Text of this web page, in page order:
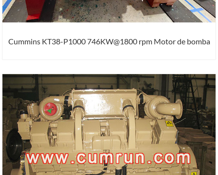
Cummins KT38-P1000 746KW@1800 rpm Motor de bomba